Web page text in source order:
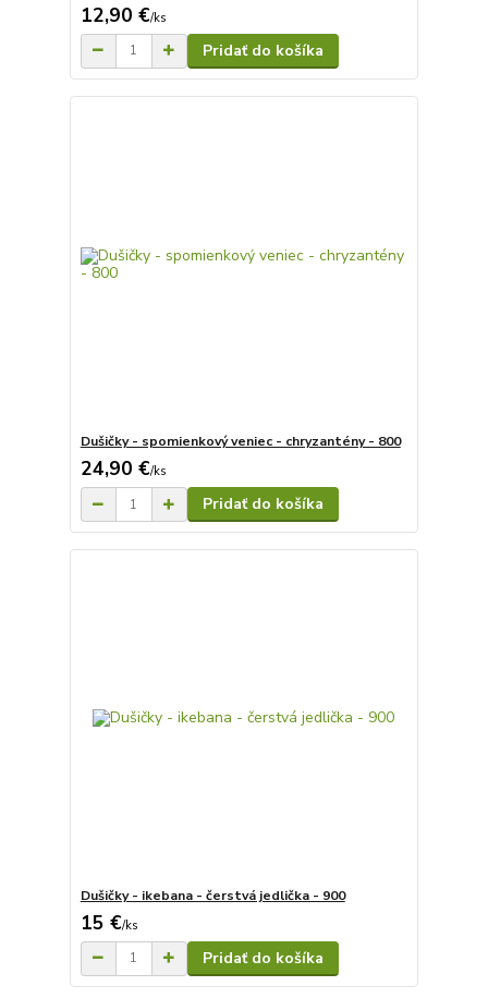
12,90 €/ks
Pridať do košíka
Dušičky - spomienkový veniec - chryzantény - 800
24,90 €/ks
Pridať do košíka
Dušičky - ikebana - čerstvá jedlička - 900
15 €/ks
Pridať do košíka